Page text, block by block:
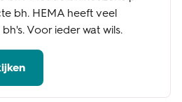
bh. HEMA heeft veel
Voor ieder wat wils.